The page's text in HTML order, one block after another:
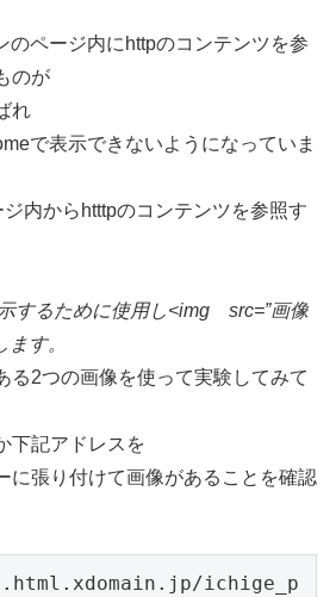
のページ内にhttpのコンテンツを参
のが
れ
で表示できないようになっていま
内からhtttpのコンテンツを参照す
するために使用し<img src=”画像
す。
る2つの画像を使って実験してみて
下記アドレスを
に張り付けて画像があることを確認
ichige_p